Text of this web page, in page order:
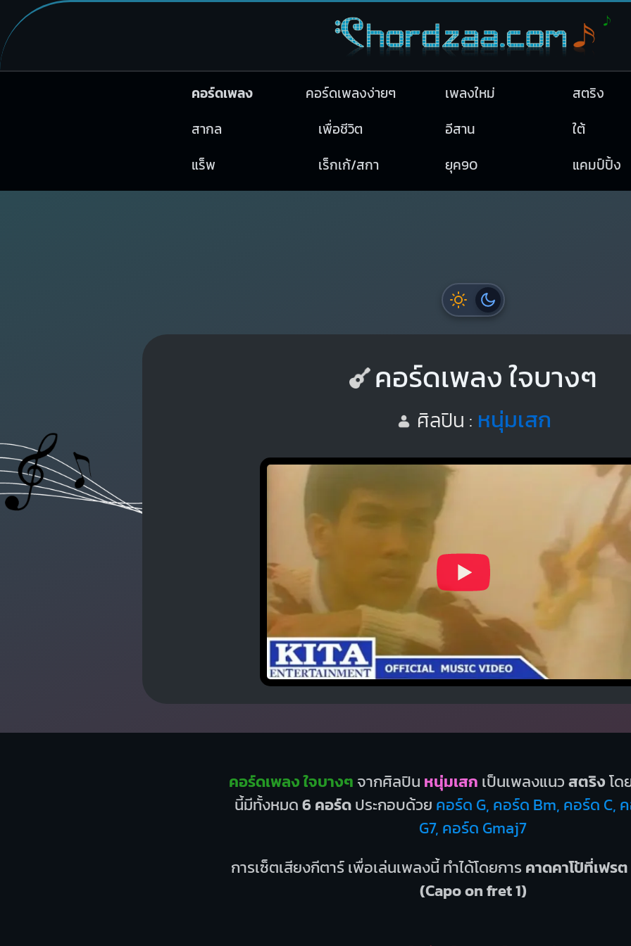
คอร์ดเพลง คอร์ดเพลงง่ายๆ เพลงใหม่
สตริง
สากล
เพื่อชีวิต อีสาน
ใต้
แร็พ
เร็กเก้/สกา ยุค90 แคมป์ปิ้ง
คอร์ดเพลง ใจบางๆ
ศิลปิน : หนุ่มเสก
คอร์ดเพลง ใจบางๆ จากศิลปิน หนุ่มเสก เป็นเพลงแนวสตริงโด
นี้มีทั้งหมด6 คอร์ดประกอบด้วย คอร์ด G, คอร์ด Bm, คอร์ด C,
G7, คอร์ด Gmaj7
การเซ็ตเสียงกีตาร์ เพื่อเล่นเพลงนี้ ทำได้โดยการ คาดคาโป้ที่เฟร
(Capo on fret 1)